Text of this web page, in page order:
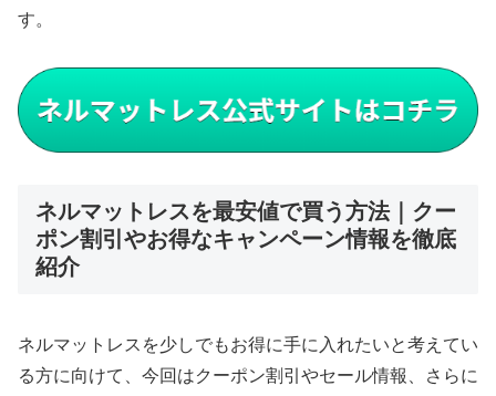
す。
ネルマットレスを最安値で買う方法｜クー
ポン割引やお得なキャンペーン情報を徹底
紹介
ネルマットレスを少しでもお得に手に入れたいと考えてい
る方に向けて、今回はクーポン割引やセール情報、さらに